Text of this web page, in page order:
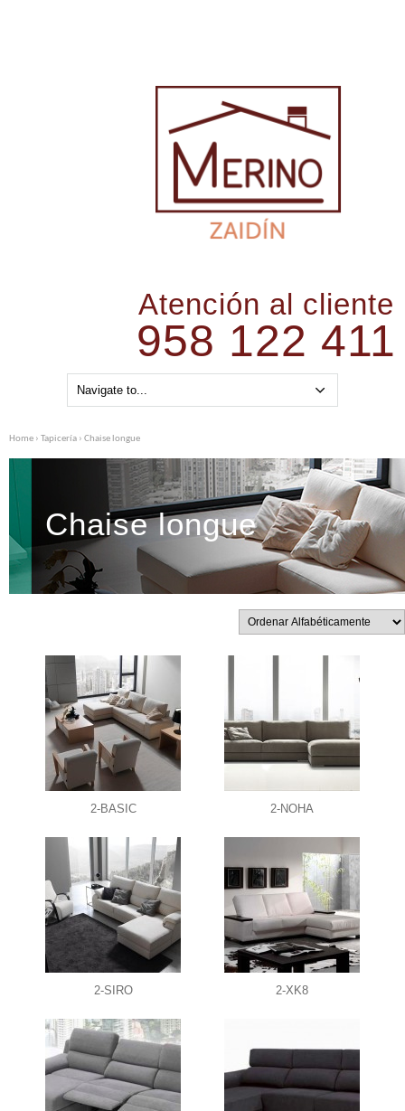
Atención al cliente
958 122 411
Home › Tapicería › Chaise longue
Chaise longue
2-BASIC 2-NOHA
2-SIRO 2-XK8